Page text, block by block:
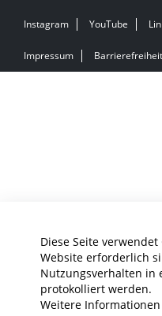
Diese Seite
Website erforderlich
Nutzungsverhalten in
protokolliert werden.
Weitere
Instagram YouTube
Impressum Barrierefreiheit